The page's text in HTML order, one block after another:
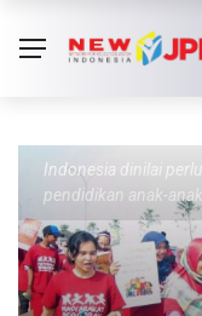
Indonesia dinilai
pendidikan anak-